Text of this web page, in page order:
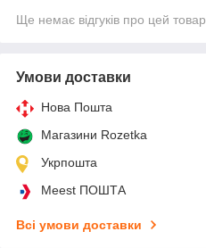
Ще немає відгуків про цей товар
Умови доставки
Нова Пошта
Магазини Rozetka
Укрпошта
Meest ПОШТА
Всі умови доставки